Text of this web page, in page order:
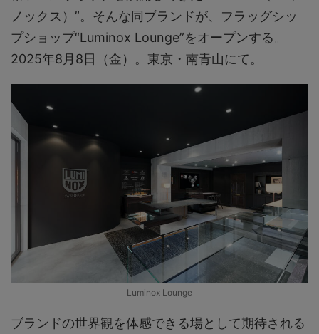
ノックス）”。そんな同ブランドが、フラッグシッ
プショップ“Luminox Lounge”をオープンする。
2025年8月8日（金）。東京・南青山にて。
Luminox Lounge
ブランドの世界観を体感できる場として期待される